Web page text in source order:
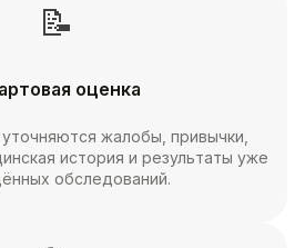
📝
оценка
жалобы, привычки,
история и результаты уже
обследований.